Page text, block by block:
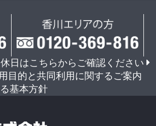
日はこちらからご確認ください
目的と共同利用に関するご案内
基本方針